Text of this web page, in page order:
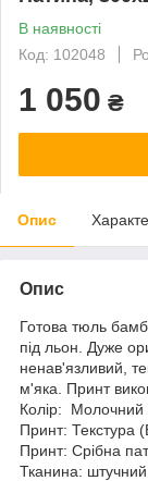
В наявності
Код: 102048
1 050 ₴
Опис
Опис
Готова тюль
під льон. Дуже
ненав'язливий,
м'яка. Принт
Колір: Молочний
Принт: Текстура
Принт: Срібна
Тканина: